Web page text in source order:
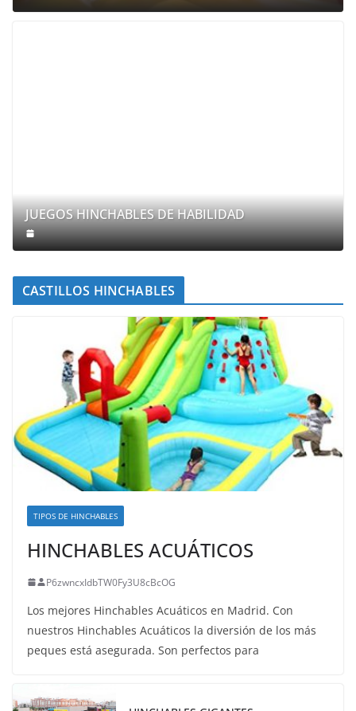
JUEGOS HINCHABLES DE HABILIDAD
CASTILLOS HINCHABLES
TIPOS DE HINCHABLES
HINCHABLES ACUÁTICOS
P6zwncxIdbTW0Fy3U8cBcOG
Los mejores Hinchables Acuáticos en Madrid. Con
nuestros Hinchables Acuáticos la diversión de los más
peques está asegurada. Son perfectos para